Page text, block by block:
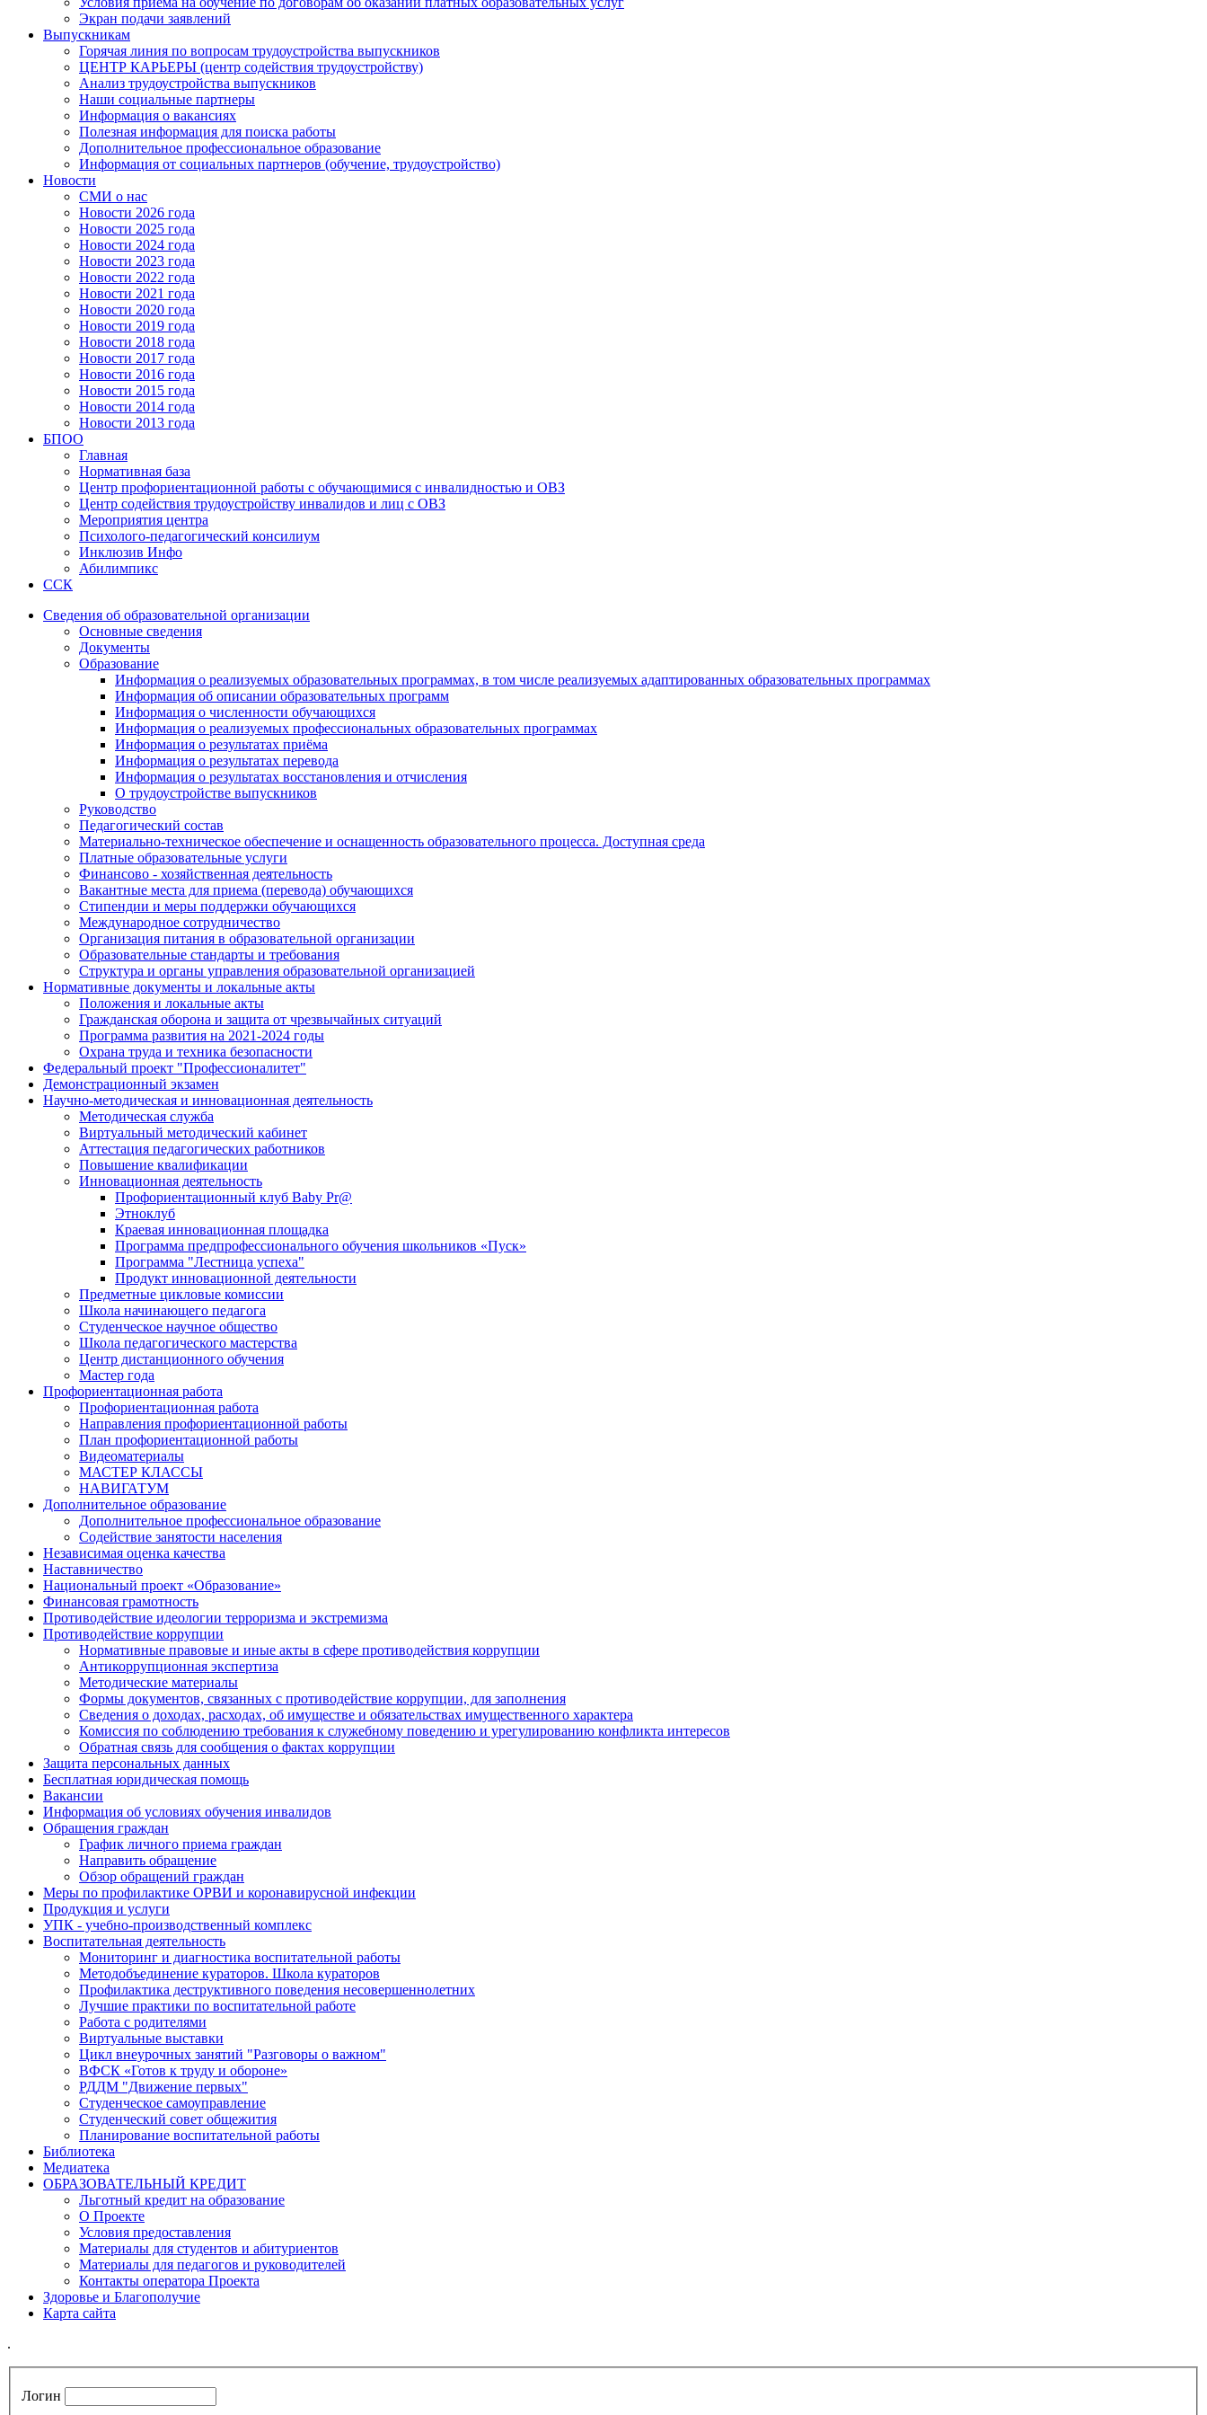
Экран подачи заявлений
Выпускникам
Горячая линия по вопросам трудоустройства выпускников
ЦЕНТР КАРЬЕРЫ (центр содействия трудоустройству)
Анализ трудоустройства выпускников
Наши социальные партнеры
Информация о вакансиях
Полезная информация для поиска работы
Дополнительное профессиональное образование
Информация от социальных партнеров (обучение, трудоустройство)
Новости
СМИ о нас
Новости 2026 года
Новости 2025 года
Новости 2024 года
Новости 2023 года
Новости 2022 года
Новости 2021 года
Новости 2020 года
Новости 2019 года
Новости 2018 года
Новости 2017 года
Новости 2016 года
Новости 2015 года
Новости 2014 года
Новости 2013 года
БПОО
Главная
Нормативная база
Центр профориентационной работы с обучающимися с инвалидностью и ОВЗ
Центр содействия трудоустройству инвалидов и лиц с ОВЗ
Мероприятия центра
Психолого-педагогический консилиум
Инклюзив Инфо
Абилимпикс
ССК
Сведения об образовательной организации
Основные сведения
Документы
Образование
Информация о реализуемых образовательных программах, в том числе реализуемых адаптированных образовательных программах
Информация об описании образовательных программ
Информация о численности обучающихся
Информация о реализуемых профессиональных образовательных программах
Информация о результатах приёма
Информация о результатах перевода
Информация о результатах восстановления и отчисления
О трудоустройстве выпускников
Руководство
Педагогический состав
Материально-техническое обеспечение и оснащенность образовательного процесса. Доступная среда
Платные образовательные услуги
Финансово - хозяйственная деятельность
Вакантные места для приема (перевода) обучающихся
Стипендии и меры поддержки обучающихся
Международное сотрудничество
Организация питания в образовательной организации
Образовательные стандарты и требования
Структура и органы управления образовательной организацией
Нормативные документы и локальные акты
Положения и локальные акты
Гражданская оборона и защита от чрезвычайных ситуаций
Программа развития на 2021-2024 годы
Охрана труда и техника безопасности
Федеральный проект "Профессионалитет"
Демонстрационный экзамен
Научно-методическая и инновационная деятельность
Методическая служба
Виртуальный методический кабинет
Аттестация педагогических работников
Повышение квалификации
Инновационная деятельность
Профориентационный клуб Baby Pr@
Этноклуб
Краевая инновационная площадка
Программа предпрофессионального обучения школьников «Пуск»
Программа "Лестница успеха"
Продукт инновационной деятельности
Предметные цикловые комиссии
Школа начинающего педагога
Студенческое научное общество
Школа педагогического мастерства
Центр дистанционного обучения
Мастер года
Профориентационная работа
Профориентационная работа
Направления профориентационной работы
План профориентационной работы
Видеоматериалы
МАСТЕР КЛАССЫ
НАВИГАТУМ
Дополнительное образование
Дополнительное профессиональное образование
Содействие занятости населения
Независимая оценка качества
Наставничество
Национальный проект «Образование»
Финансовая грамотность
Противодействие идеологии терроризма и экстремизма
Противодействие коррупции
Нормативные правовые и иные акты в сфере противодействия коррупции
Антикоррупционная экспертиза
Методические материалы
Формы документов, связанных с противодействие коррупции, для заполнения
Сведения о доходах, расходах, об имуществе и обязательствах имущественного характера
Комиссия по соблюдению требования к служебному поведению и урегулированию конфликта интересов
Обратная связь для сообщения о фактах коррупции
Защита персональных данных
Бесплатная юридическая помощь
Вакансии
Информация об условиях обучения инвалидов
Обращения граждан
График личного приема граждан
Направить обращение
Обзор обращений граждан
Меры по профилактике ОРВИ и коронавирусной инфекции
Продукция и услуги
УПК - учебно-производственный комплекс
Воспитательная деятельность
Мониторинг и диагностика воспитательной работы
Методобъединение кураторов. Школа кураторов
Профилактика деструктивного поведения несовершеннолетних
Лучшие практики по воспитательной работе
Работа с родителями
Виртуальные выставки
Цикл внеурочных занятий "Разговоры о важном"
ВФСК «Готов к труду и обороне»
РДДМ "Движение первых"
Студенческое самоуправление
Студенческий совет общежития
Планирование воспитательной работы
Библиотека
Медиатека
ОБРАЗОВАТЕЛЬНЫЙ КРЕДИТ
Льготный кредит на образование
О Проекте
Условия предоставления
Материалы для студентов и абитуриентов
Материалы для педагогов и руководителей
Контакты оператора Проекта
Здоровье и Благополучие
Карта сайта
.
Логин